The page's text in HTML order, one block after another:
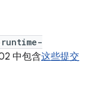
中包含这些提交